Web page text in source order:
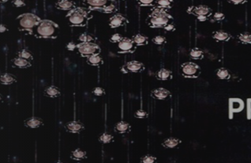
Condições de Venda
Condições de Garantia
Logo Pack